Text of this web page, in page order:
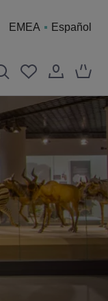
EMEA Español